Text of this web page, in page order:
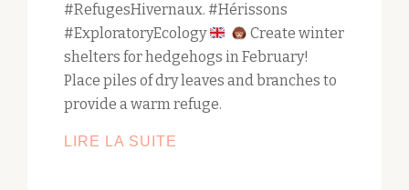
#RefugesHivernaux. #Hérissons
#ExploratoryEcology
Create winter
shelters for hedgehogs in February!
Place piles of dry leaves and branches to
provide a warm refuge.
LIRE LA SUITE